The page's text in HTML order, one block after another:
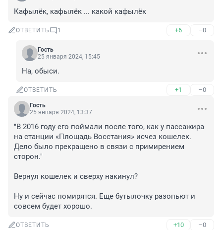
Кафылёк, кафылёк ... какой кафылёк
ОТВЕТИТЬ 1 +6 –0
Гость
25 января 2024, 15:45
На, обыси.
ОТВЕТИТЬ +1 –0
Гость
25 января 2024, 13:37
"В 2016 году его поймали после того, как у пассажира
на станции «Площадь Восстания» исчез кошелек.
Дело было прекращено в связи с примирением
сторон."
Вернул кошелек и сверху накинул?
Ну и сейчас помирятся. Еще бутылочку разопьют и
совсем будет хорошо.
ОТВЕТИТЬ +10 –0